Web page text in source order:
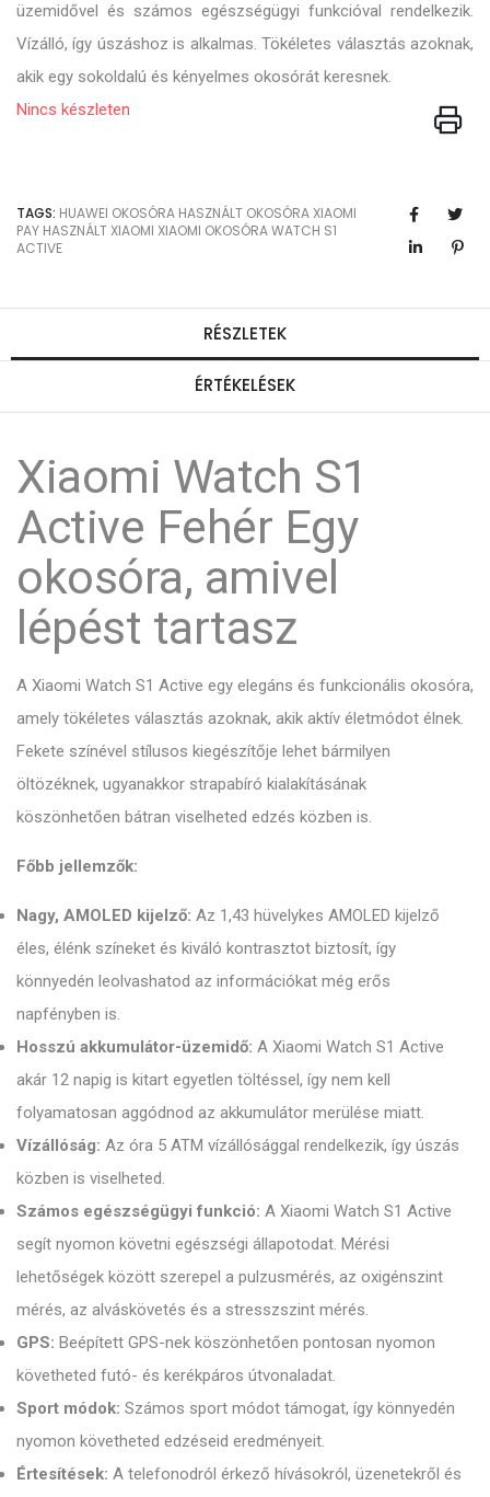
üzemidővel és számos egészségügyi funkcióval rendelkezik.
Vízálló, így úszáshoz is alkalmas. Tökéletes választás azoknak,
akik egy sokoldalú és kényelmes okosórát keresnek.
Nincs készleten
TAGS: HUAWEI OKOSÓRA HASZNÁLT OKOSÓRA XIAOMI
PAY HASZNÁLT XIAOMI XIAOMI OKOSÓRAWATCH S1
ACTIVE
RÉSZLETEK
ÉRTÉKELÉSEK
Xiaomi Watch S1
Active Fehér Egy
okosóra, amivel
lépést tartasz
A Xiaomi Watch S1 Active egy elegáns és funkcionális okosóra,
amely tökéletes választás azoknak, akik aktív életmódot élnek.
Fekete színével stílusos kiegészítője lehet bármilyen
öltözéknek, ugyanakkor strapabíró kialakításának
köszönhetően bátran viselheted edzés közben is.
Főbb jellemzők:
Nagy, AMOLED kijelző: Az 1,43 hüvelykes AMOLED kijelző
éles, élénk színeket és kiváló kontrasztot biztosít, így
könnyedén leolvashatod az információkat még erős
napfényben is.
Hosszú akkumulátor-üzemidő: A Xiaomi Watch S1 Active
akár 12 napig is kitart egyetlen töltéssel, így nem kell
folyamatosan aggódnod az akkumulátor merülése miatt.
Vízállóság: Az óra 5 ATM vízállósággal rendelkezik, így úszás
közben is viselheted.
Számos egészségügyi funkció: A Xiaomi Watch S1 Active
segít nyomon követni egészségi állapotodat. Mérési
lehetőségek között szerepel a pulzusmérés, az oxigénszint
mérés, az alváskövetés és a stresszszint mérés.
GPS: Beépített GPS-nek köszönhetően pontosan nyomon
követheted futó- és kerékpáros útvonaladat.
Sport módok: Számos sport módot támogat, így könnyedén
nyomon követheted edzéseid eredményeit.
Értesítések: A telefonodról érkező hívásokról, üzenetekről és